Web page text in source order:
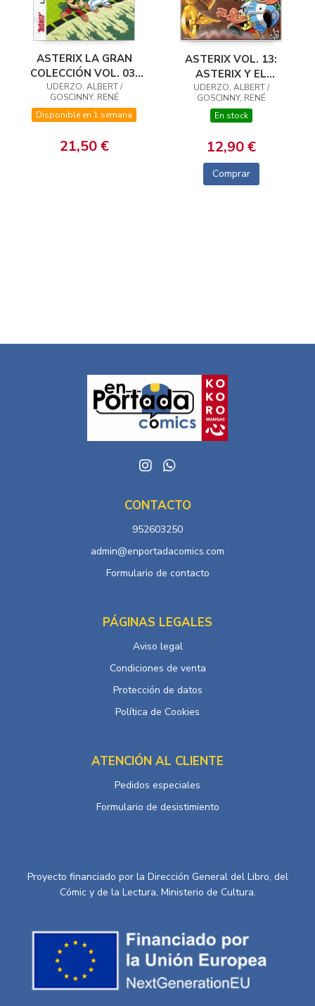
ASTERIX LA GRAN
COLECCIÓN VOL. 03:
ASTERIX Y LOS
GODOS
UDERZO, ALBERT /
GOSCINNY, RENÉ
Disponible en 1 semana
21,50 €
ASTERIX VOL. 13:
ASTERIX Y EL
CALDERO
UDERZO, ALBERT /
GOSCINNY, RENÉ
En stock
12,90 €
Comprar
CONTACTO
952603250
admin@enportadacomics.com
Formulario de contacto
PÁGINAS LEGALES
Aviso legal
Condiciones de venta
Protección de datos
Política de Cookies
ATENCIÓN AL CLIENTE
Pedidos especiales
Formulario de desistimiento
Proyecto financiado por la Dirección General del Libro, del
Cómic y de la Lectura, Ministerio de Cultura.